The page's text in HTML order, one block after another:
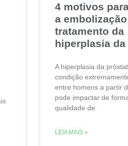
4 motivos
a
tratamento da
hiperplasia
A hiperplasia da
condição
entre homens a partir
pode impactar de
qualidade de
LEIA MAIS »